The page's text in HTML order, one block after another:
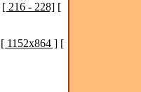
[ 216 - 228] [
[ 1152x864 ] [